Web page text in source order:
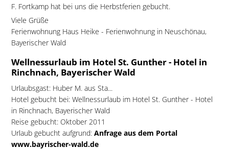
F. Fortkamp hat bei uns die Herbstferien gebucht.
Viele Grüße
Ferienwohnung Haus Heike - Ferienwohnung in Neuschönau,
Bayerischer Wald
Wellnessurlaub im Hotel St. Gunther - Hotel in
Rinchnach, Bayerischer Wald
Urlaubsgast: Huber M. aus Sta...
Hotel gebucht bei: Wellnessurlaub im Hotel St. Gunther - Hotel
in Rinchnach, Bayerischer Wald
Reise gebucht: Oktober 2011
Urlaub gebucht aufgrund:Anfrage aus dem Portal
www.bayrischer-wald.de